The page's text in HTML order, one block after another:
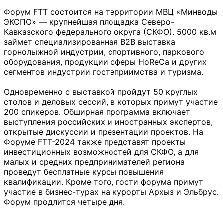
Форум FTT состоится на территории МВЦ «Минводы
ЭКСПО» — крупнейшая площадка Северо-
Кавказского федерального округа (СКФО). 5000 кв.м
займет специализированная B2B выставка
горнолыжной индустрии, спортивного, паркового
оборудования, продукции сферы HoReCa и других
сегментов индустрии гостеприимства и туризма.
Одновременно с выставкой пройдут 50 круглых
столов и деловых сессий, в которых примут участие
200 спикеров. Обширная программа включает
выступления российских и иностранных экспертов,
открытые дискуссии и презентации проектов. На
Форуме FTT-2024 также представят проекты
инвестиционных возможностей для СКФО, а для
малых и средних предпринимателей региона
проведут бесплатные курсы повышения
квалификации. Кроме того, гости форума примут
участие в бизнес-турах на курорты Архыз и Эльбрус.
Форум продлится четыре дня.